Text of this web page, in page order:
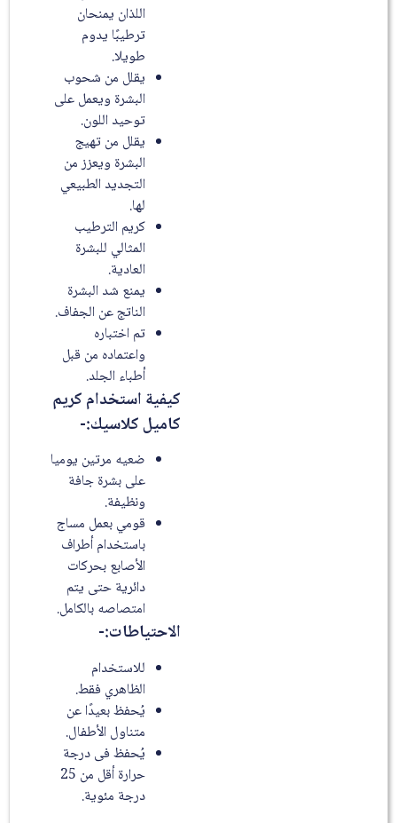
اللذان يمنحان
ترطيبًا يدوم
طويلا.
يقلل من شحوب
البشرة ويعمل على
توحيد اللون.
يقلل من تهيج
البشرة ويعزز من
التجديد الطبيعي
لها.
كريم الترطيب
المثالي للبشرة
العادية.
يمنع شد البشرة
الناتج عن الجفاف.
تم اختباره
واعتماده من قبل
أطباء الجلد.
كيفية استخدام كريم
كاميل كلاسيك:-
ضعيه مرتين يوميا
على بشرة جافة
ونظيفة.
قومي بعمل مساج
باستخدام أطراف
الأصابع بحركات
دائرية حتى يتم
امتصاصه بالكامل.
الاحتياطات:-
للاستخدام
الظاهري فقط.
يُحفظ بعيدًا عن
متناول الأطفال.
يُحفظ فى درجة
حرارة أقل من 25
درجة مئوية.